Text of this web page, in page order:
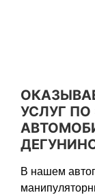
УСЛУГ
В нашем